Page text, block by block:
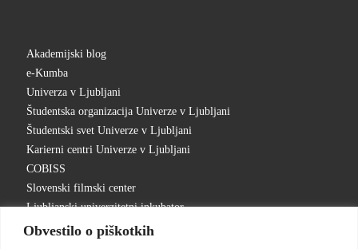
Obvestilo o piškotkih
Akademijski blog
e-Kumba
Univerza v Ljubljani
Študentska organizacija Univerze v Ljubljani
Študentski svet Univerze v Ljubljani
Karierni centri Univerze v Ljubljani
COBISS
Slovenski filmski center
Ljubljanski univerzitetni inkubator